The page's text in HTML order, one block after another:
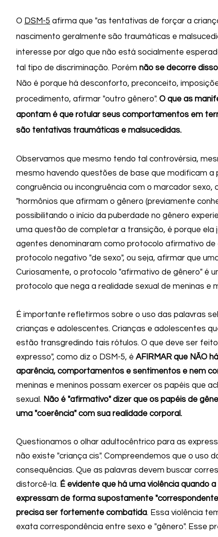
O DSM-5 afirma que "as tentativas de forçar a
nascimento geralmente são traumáticas e
interesse por algo que não está socialmente
tal tipo de discriminação. Porém não se decorre
Não é porque há desconforto, preconceito,
procedimento, afirmar "outro gênero". O que as
apontam é que rotular seus comportamentos em
são tentativas traumáticas e malsucedidas.
Observamos que mesmo tendo tal controvérsia,
mesmo havendo questões de base que modificam
congruência ou incongruência com o marcador sexo,
"hormônios que afirmam o gênero (previamente
possibilitando o início da puberdade no gênero
uma questão de completar a transição, é porque ela
agentes denominaram como protocolo afirmativo
protocolo negativo "de sexo", ou seja, afirmar que
Curiosamente, o protocolo "afirmativo de gênero" é
protocolo que nega a realidade sexual de meninas e
É importante refletirmos sobre o uso das palavras
crianças e adolescentes. Crianças e adolescentes
estão transgredindo tais rótulos. O que deve ser
expresso", como diz o DSM-5, é AFIRMAR que NÃO
aparência, comportamentos e sentimentos e nem
meninas e meninos possam exercer os papéis que
sexual. Não é "afirmativo" dizer que os papéis de
uma "coerência" com sua realidade corporal.
Questionamos o olhar adultocêntrico para as
não existe "criança cis". Compreendemos que o uso
consequências. Que as palavras devem buscar
distorcê-la. É evidente que há uma violência quando
expressam de forma supostamente
precisa ser fortemente combatida. Essa violência
exata correspondência entre sexo e "gênero". Esse